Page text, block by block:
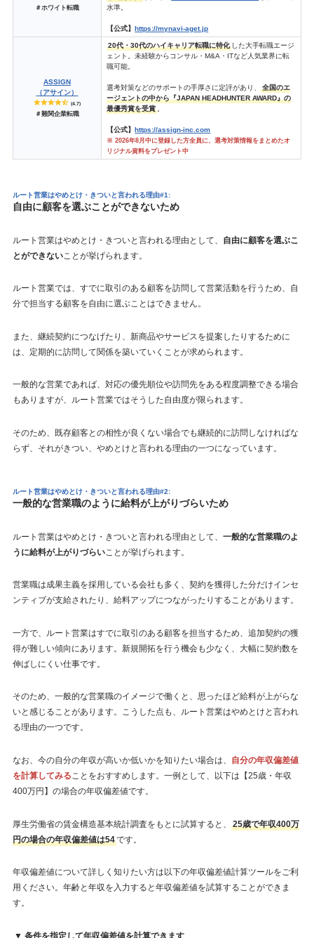
＃ホワイト転職
水準。
【公式】https://mynavi-aget.jp
ASSIGN
（アサイン）
(4.7)
＃難関企業転職
20代・30代のハイキャリア転職に特化 した大手転職エージ
ェント。未経験からコンサル・M&A・ITなど人気業界に転
職可能。
選考対策などのサポートの手厚さに定評があり、
全国のエ
ージェントの中から『JAPAN HEADHUNTER AWARD』の
最優秀賞を受賞
【公式】https://assign-inc.com
※ 2026年8月中に登録した方全員に、選考対策情報をまとめたオ
リジナル資料をプレゼント中
ルート営業はやめとけ・きついと言われる理由#1:
自由に顧客を選ぶことができないため
ルート営業はやめとけ・きついと言われる理由として、 自由に顧客を選ぶこ
とができないことが挙げられます。
ルート営業では、すでに取引のある顧客を訪問して営業活動を行うため、自
分で担当する顧客を自由に選ぶことはできません。
また、継続契約につなげたり、新商品やサービスを提案したりするために
は、定期的に訪問して関係を築いていくことが求められます。
一般的な営業であれば、対応の優先順位や訪問先をある程度調整できる場合
もありますが、ルート営業ではそうした自由度が限られます。
そのため、既存顧客との相性が良くない場合でも継続的に訪問しなければな
らず、それがきつい、やめとけと言われる理由の一つになっています。
ルート営業はやめとけ・きついと言われる理由#2:
一般的な営業職のように給料が上がりづらいため
ルート営業はやめとけ・きついと言われる理由として、 一般的な営業職のよ
うに給料が上がりづらいことが挙げられます。
営業職は成果主義を採用している会社も多く、契約を獲得した分だけインセ
ンティブが支給されたり、給料アップにつながったりすることがあります。
一方で、ルート営業はすでに取引のある顧客を担当するため、追加契約の獲
得が難しい傾向にあります。新規開拓を行う機会も少なく、大幅に契約数を
伸ばしにくい仕事です。
そのため、一般的な営業職のイメージで働くと、思ったほど給料が上がらな
いと感じることがあります。こうした点も、ルート営業はやめとけと言われ
る理由の一つです。
なお、今の自分の年収が高いか低いかを知りたい場合は、 自分の年収偏差値
を計算してみることをおすすめします。一例として、以下は【25歳・年収
400万円】の場合の年収偏差値です。
厚生労働省の賃金構造基本統計調査をもとに試算すると、
25歳で年収400万
円の場合の年収偏差値は54です。
年収偏差値について詳しく知りたい方は以下の年収偏差値計算ツールをご利
用ください。年齢と年収を入力すると年収偏差値を試算することができま
す。
▼ 条件を指定して年収偏差値を計算できます